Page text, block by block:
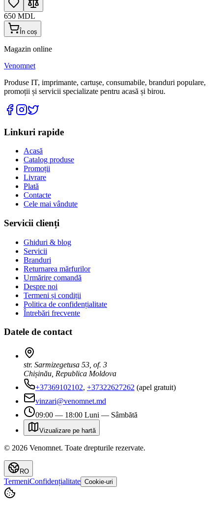
650 MDL
În coș
Magazin online
Venomnet
Produse IT, imprimante, cartușe, consumabile, branduri populare,
promoții și servicii specializate pentru acasă și birou.
Linkuri rapide
Acasă
Catalog produse
Promoții
Livrare
Plată
Contacte
Cele mai vândute
Servicii clienți
Ghiduri & blog
Servicii
Branduri
Returnarea mărfurilor
Urmărire comandă
Despre noi
Termeni și condiții
Politica de confidențialitate
Întrebări frecvente
Datele de contact
str. Sarmizegetusa 53, of. 3
Chișinău, Republica Moldova
+37369102102, +37322627262 (apel gratuit)
vinzari@venomnet.md
09:00 — 18:00 Luni — Sâmbătă
Vizualizare pe hartă
© 2026 Venomnet. Toate drepturile rezervate.
RO
TermeniConfidențialitate Cookie-uri